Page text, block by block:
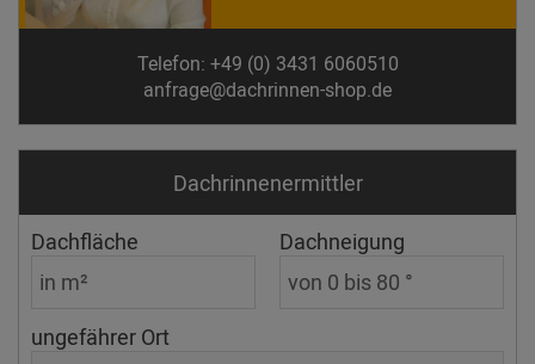
Telefon: +49 (0) 3431 6060510
anfrage@dachrinnen-shop.de
Dachrinnen­ermittler
Dachfläche Dachneigung
ungefährer Ort